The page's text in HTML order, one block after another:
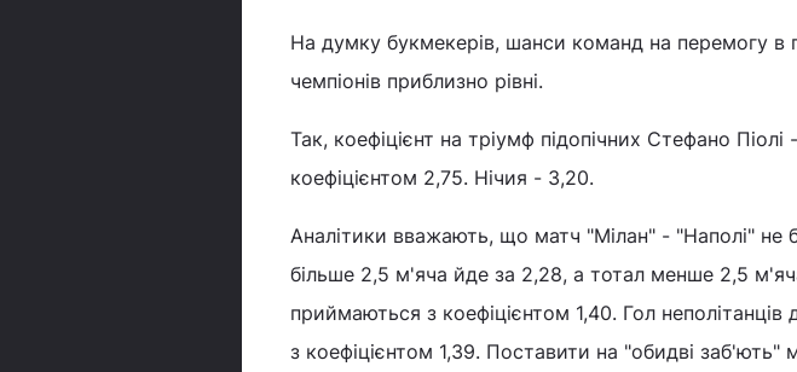
На думку букмекерів, шанси команд на перемогу в
чемпіонів приблизно рівні.
Так, коефіцієнт на тріумф підопічних Стефано
коефіцієнтом 2,75. Нічия - 3,20.
Аналітики вважають, що матч "Мілан" - "Наполі" не
більше 2,5 м'яча йде за 2,28, а тотал менше 2,5
приймаються з коефіцієнтом 1,40. Гол
з коефіцієнтом 1,39. Поставити на "обидві заб'ють"